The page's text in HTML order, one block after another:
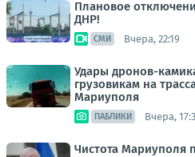
Плановое
ДНР!
СМИ Вчера, 22:19
Удары дронов-
грузовикам на
Мариуполя
ПАБЛИКИ Вчера,
Чистота Мариуполя